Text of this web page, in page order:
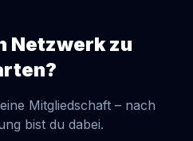
Netzwerk zu
Mitgliedschaft – nach
bist du dabei.